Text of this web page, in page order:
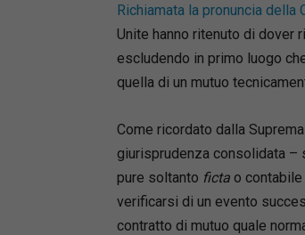
Richiamata la pronuncia
Unite hanno ritenuto di dover
escludendo in primo luogo
quella di un mutuo
Come ricordato dalla
giurisprudenza consolidata –
pure soltanto fictao contabile
verificarsi di un evento
contratto di mutuo quale